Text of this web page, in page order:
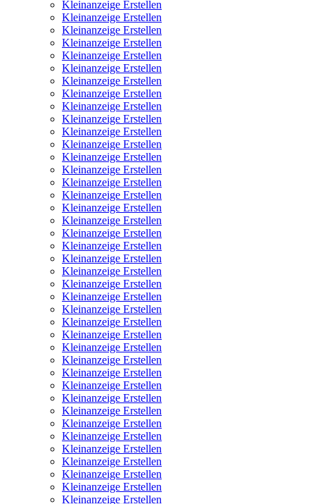
Kleinanzeige Erstellen
Kleinanzeige Erstellen
Kleinanzeige Erstellen
Kleinanzeige Erstellen
Kleinanzeige Erstellen
Kleinanzeige Erstellen
Kleinanzeige Erstellen
Kleinanzeige Erstellen
Kleinanzeige Erstellen
Kleinanzeige Erstellen
Kleinanzeige Erstellen
Kleinanzeige Erstellen
Kleinanzeige Erstellen
Kleinanzeige Erstellen
Kleinanzeige Erstellen
Kleinanzeige Erstellen
Kleinanzeige Erstellen
Kleinanzeige Erstellen
Kleinanzeige Erstellen
Kleinanzeige Erstellen
Kleinanzeige Erstellen
Kleinanzeige Erstellen
Kleinanzeige Erstellen
Kleinanzeige Erstellen
Kleinanzeige Erstellen
Kleinanzeige Erstellen
Kleinanzeige Erstellen
Kleinanzeige Erstellen
Kleinanzeige Erstellen
Kleinanzeige Erstellen
Kleinanzeige Erstellen
Kleinanzeige Erstellen
Kleinanzeige Erstellen
Kleinanzeige Erstellen
Kleinanzeige Erstellen
Kleinanzeige Erstellen
Kleinanzeige Erstellen
Kleinanzeige Erstellen
Kleinanzeige Erstellen
Kleinanzeige Erstellen